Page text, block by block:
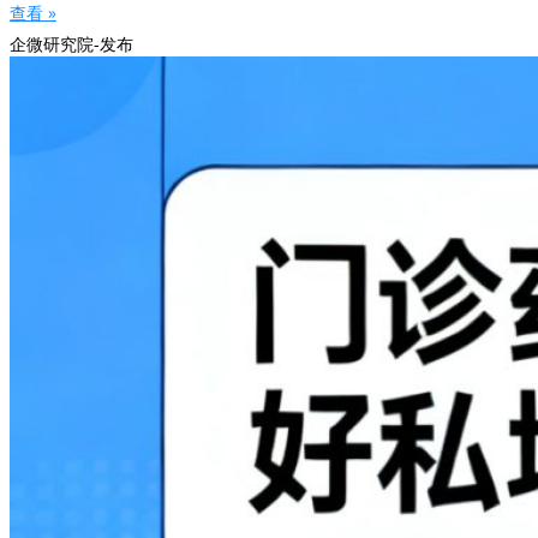
查看 »
企微研究院-发布